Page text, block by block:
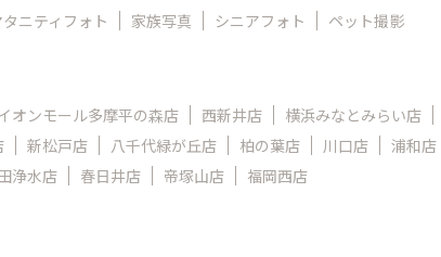
タニティフォト 家族写真 シニアフォト ペット撮影
オンモール多摩平の森店 西新井店 横浜みなとみらい店
新松戸店 八千代緑が丘店 柏の葉店 川口店 浦和店
浄水店 春日井店 帝塚山店 福岡西店